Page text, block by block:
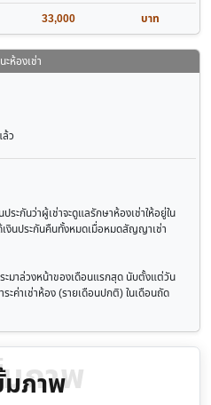
33,000 บาท
ะห้องเช่า
ล้ว
ประกันว่าผู้เช่าจะดูแลรักษาห้องเช่าให้อยู่ใน
เงินประกันคืนทั้งหมดเมื่อหมดสัญญาเช่า
ะมาล่วงหน้าของเดือนแรกสุด นับตั้งแต่วัน
ะค่าเช่าห้อง (รายเดือนปกติ) ในเดือนถัด
ภาพ
ภาพ